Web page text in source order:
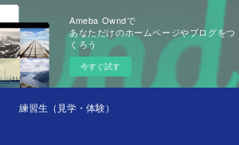
Ameba Owndで
あなただけのホームページやブログをつ
くろう
今すぐ試す
練習生（見学・体験）募集中